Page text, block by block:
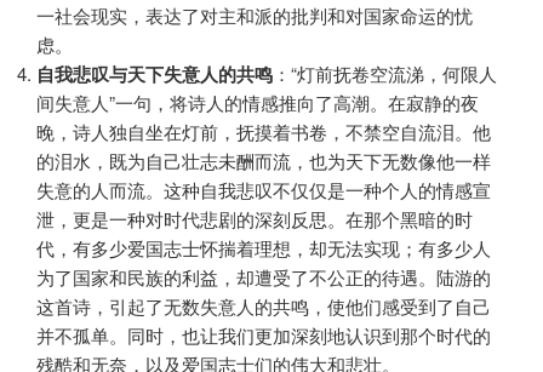
一社会现实，表达了对主和派的批判和对国家命运的忧
虑。
自我悲叹与天下失意人的共鸣 ：“灯前抚卷空流涕，何限人
间失意人”一句，将诗人的情感推向了高潮。在寂静的夜
晚，诗人独自坐在灯前，抚摸着书卷，不禁空自流泪。他
的泪水，既为自己壮志未酬而流，也为天下无数像他一样
失意的人而流。这种自我悲叹不仅仅是一种个人的情感宣
泄，更是一种对时代悲剧的深刻反思。在那个黑暗的时
代，有多少爱国志士怀揣着理想，却无法实现；有多少人
为了国家和民族的利益，却遭受了不公正的待遇。陆游的
这首诗，引起了无数失意人的共鸣，使他们感受到了自己
并不孤单。同时，也让我们更加深刻地认识到那个时代的
残酷和无奈，以及爱国志士们的伟大和悲壮。